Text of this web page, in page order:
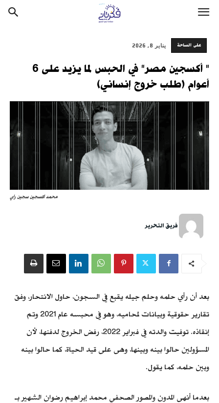
على الساحة يناير 8, 2026
" أكسجين مصر" في الحبس لما يزيد على 6
أعوام (طلب خروج إنساني)
محمد أكسجين سجين رأي
فريق التحرير
بعد أن رأي حلمه وحلم جيله يقبع في السجون، حاول الانتحار، وفق
تقارير حقوقية وبيانات لمحاميه، وهو في محبسه عام 2021 وتم
إنقاذه. توفيت والدته في فبراير 2022، رفض الخروج لدفنها، لأن
المسؤولين حالوا بينه وبينها، وهى على قيد الحياة، كما حالوا بينه
وبين حلمه، كما يقول.
بعدما أنهى المدون والمصور الصحفي محمد إبراهيم رضوان الشهير بـ